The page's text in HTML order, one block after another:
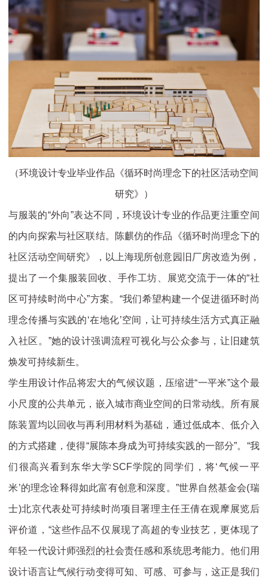
（环境设计专业毕业作品《循环时尚理念下的社区活动空间
研究》）
与服装的“外向”表达不同，环境设计专业的作品更注重空间
的内向探索与社区联结。陈麒仿的作品《循环时尚理念下的
社区活动空间研究》，以上海现所创意园旧厂房改造为例，
提出了一个集服装回收、手作工坊、展览交流于一体的“社
区可持续时尚中心”方案。“我们希望构建一个促进循环时尚
理念传播与实践的‘在地化’空间，让可持续生活方式真正融
入社区。”她的设计强调流程可视化与公众参与，让旧建筑
焕发可持续新生。
学生用设计作品将宏大的气候议题，压缩进“一平米”这个最
小尺度的公共单元，嵌入城市商业空间的日常动线。所有展
陈装置均以回收与再利用材料为基础，通过低成本、低介入
的方式搭建，使得“展陈本身成为可持续实践的一部分”。“我
们很高兴看到东华大学SCF学院的同学们，将‘气候一平
米’的理念诠释得如此富有创意和深度。”世界自然基金会(瑞
士)北京代表处可持续时尚项目署理主任王倩在观摩展览后
评价道，“这些作品不仅展现了高超的专业技艺，更体现了
年轻一代设计师强烈的社会责任感和系统思考能力。他们用
设计语言让气候行动变得可知、可感、可参与，这正是我们